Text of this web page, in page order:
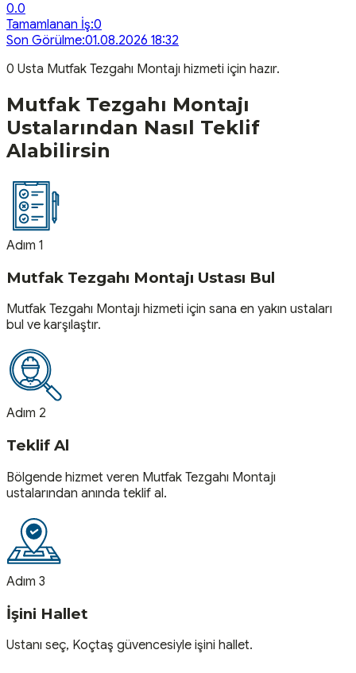
0.0
Tamamlanan İş:0
Son Görülme:01.08.2026 18:32
0 Usta Mutfak Tezgahı Montajı hizmeti için hazır.
Mutfak Tezgahı Montajı
Ustalarından Nasıl Teklif
Alabilirsin
Adım 1
Mutfak Tezgahı Montajı Ustası Bul
Mutfak Tezgahı Montajı hizmeti için sana en yakın ustaları
bul ve karşılaştır.
Adım 2
Teklif Al
Bölgende hizmet veren Mutfak Tezgahı Montajı
ustalarından anında teklif al.
Adım 3
İşini Hallet
Ustanı seç, Koçtaş güvencesiyle işini hallet.